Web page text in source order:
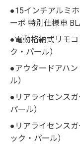
●15インチアルミ
ーボ 特別仕様車
●電動格納式リモ
ク・パール）
●アウタードアハ
ル）
●リアライセンス
パール）
●リアライセンス
ック・パール）